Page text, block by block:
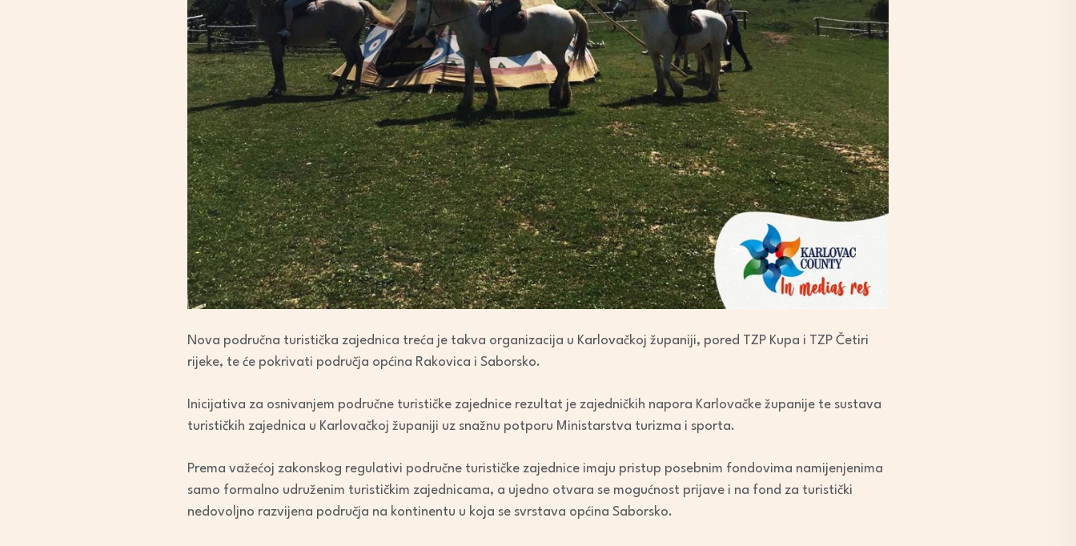
Nova područna turistička zajednica treća je takva organizacija u Karlovačkoj županiji, pored TZP Kupa i TZP Četiri
rijeke, te će pokrivati područja općina Rakovica i Saborsko.
Inicijativa za osnivanjem područne turističke zajednice rezultat je zajedničkih napora Karlovačke županije te sustava
turističkih zajednica u Karlovačkoj županiji uz snažnu potporu Ministarstva turizma i sporta.
Prema važećoj zakonskog regulativi područne turističke zajednice imaju pristup posebnim fondovima namijenjenima
samo formalno udruženim turističkim zajednicama, a ujedno otvara se mogućnost prijave i na fond za turistički
nedovoljno razvijena područja na kontinentu u koja se svrstava općina Saborsko.